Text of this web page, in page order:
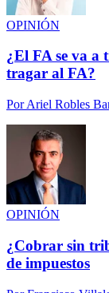
OPINIÓN
¿El FA se va a
tragar al FA?
PorAriel Robles
OPINIÓN
¿Cobrar sin
de impuestos